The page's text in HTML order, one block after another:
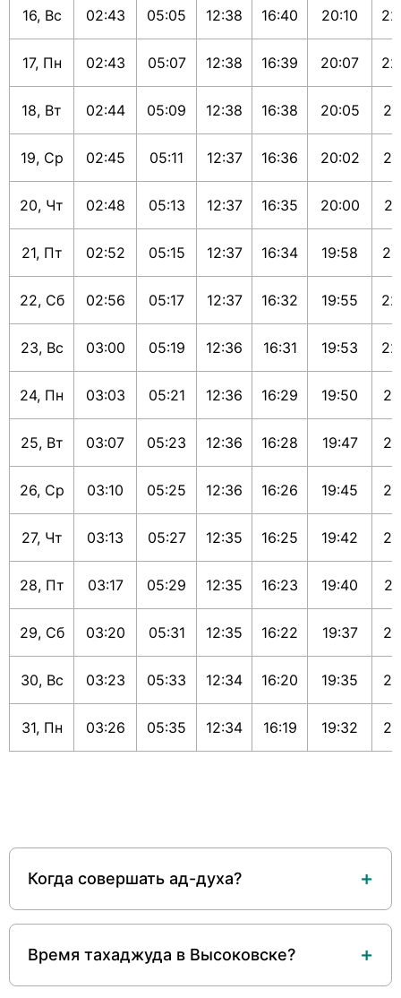
16, Вс 02:43 05:05 12:38 16:40 20:10
17, Пн 02:43 05:07 12:38 16:39 20:07
18, Вт 02:44 05:09 12:38 16:38 20:05
19, Ср 02:45 05:11 12:37 16:36 20:02
20, Чт 02:48 05:13 12:37 16:35 20:00
21, Пт 02:52 05:15 12:37 16:34 19:58
22, Сб 02:56 05:17 12:37 16:32 19:55
23, Вс 03:00 05:19 12:36 16:31 19:53
24, Пн 03:03 05:21 12:36 16:29 19:50
25, Вт 03:07 05:23 12:36 16:28 19:47
26, Ср 03:10 05:25 12:36 16:26 19:45
27, Чт 03:13 05:27 12:35 16:25 19:42
28, Пт 03:17 05:29 12:35 16:23 19:40
29, Сб 03:20 05:31 12:35 16:22 19:37
30, Вс 03:23 05:33 12:34 16:20 19:35
31, Пн 03:26 05:35 12:34 16:19 19:32
Когда совершать ад-духа?
Время тахаджуда в Высоковске?